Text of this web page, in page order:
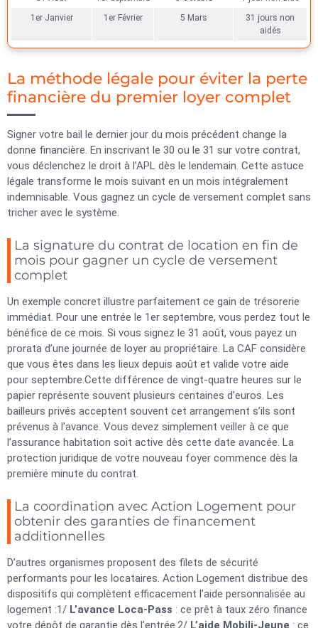
1er Janvier
1er Février 5 Mars
31 jours non
aidés
La méthode légale pour éviter la perte
financière du premier loyer complet
Signer votre bail le dernier jour du mois précédent change la
donne financière. En inscrivant le 30 ou le 31 sur votre contrat,
vous déclenchez le droit à l’APL dès le lendemain. Cette astuce
légale transforme le mois suivant en un mois intégralement
indemnisable. Vous gagnez un cycle de versement complet sans
tricher avec le système.
La signature du contrat de location en fin de
mois pour gagner un cycle de versement
complet
Un exemple concret illustre parfaitement ce gain de trésorerie
immédiat. Pour une entrée le 1er septembre, vous perdez tout le
bénéfice de ce mois. Si vous signez le 31 août, vous payez un
prorata d’une journée de loyer au propriétaire. La CAF considère
que vous êtes dans les lieux depuis août et valide votre aide
pour septembre.Cette différence de vingt-quatre heures sur le
papier représente souvent plusieurs centaines d’euros. Les
bailleurs privés acceptent souvent cet arrangement s’ils sont
prévenus à l’avance. Vous devez simplement veiller à ce que
l’assurance habitation soit active dès cette date avancée. La
protection juridique de votre nouveau foyer commence dès la
première minute du contrat.
La coordination avec Action Logement pour
obtenir des garanties de financement
additionnelles
D’autres organismes proposent des filets de sécurité
performants pour les locataires. Action Logement distribue des
dispositifs qui complètent efficacement l’aide personnalisée au
logement :1/ L’avance Loca-Pass : ce prêt à taux zéro finance
votre dépôt de garantie dès l’entrée.2/ L’aide Mobili-Jeune : ce